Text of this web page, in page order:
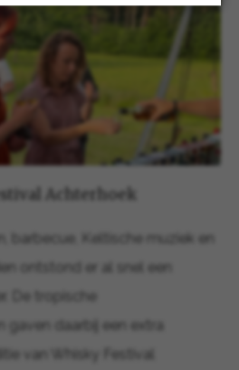
Achterhoek
barbecue, Keltische muziek en
ontstond er al snel een
De tropische
gaven daarbij een extra
van Whisky Festival